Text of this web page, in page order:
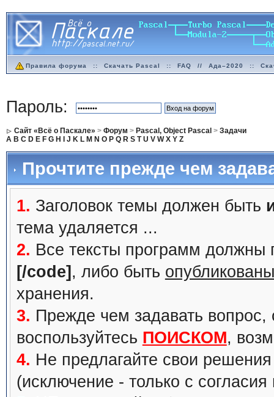
Правила форума :: Скачать Pascal :: FAQ // Ада–2020 ::
Пароль:
Сайт «Всё о Паскале» > Форум > Pascal, Object Pascal > Задачи
A B C D E F G H J K L M N O P Q R S T U V W X Y Z
Прочтите прежде чем
1. Заголовок темы должен быть
тема удаляется ...
2. Все тексты программ должны
[/code] , либо быть
хранения.
3. Прежде чем задавать вопрос,
воспользуйтесь ПОИСКОМ,
4. Не предлагайте свои
(исключение - только с